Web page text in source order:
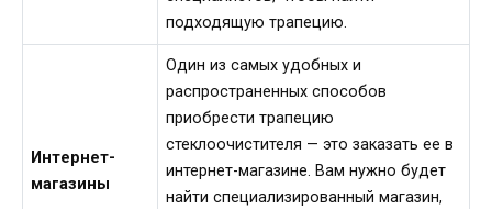
подходящую трапецию.
Интернет-
магазины
Один из самых удобных и
распространенных способов
приобрести трапецию
стеклоочистителя — это заказать ее в
интернет-магазине. Вам нужно будет
найти специализированный магазин,